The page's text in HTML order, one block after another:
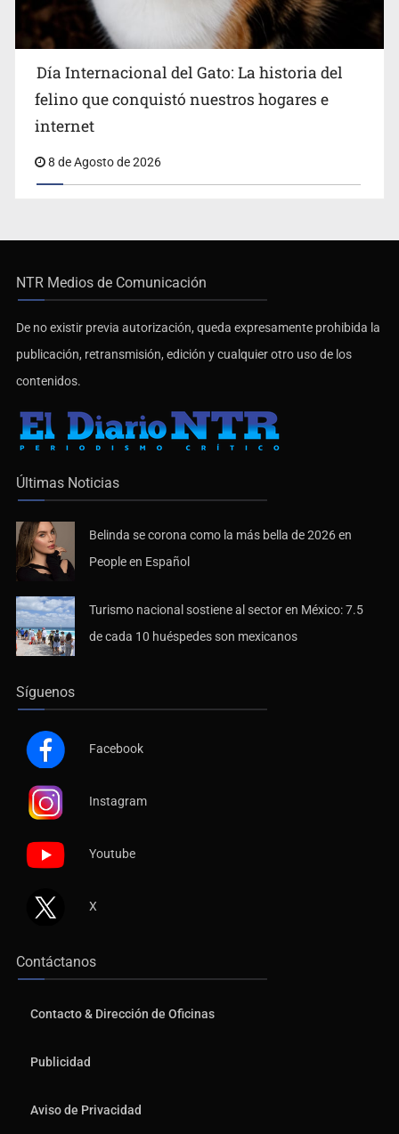
Día Internacional del Gato: La historia del
felino que conquistó nuestros hogares e
internet
8 de Agosto de 2026
NTR Medios de Comunicación
De no existir previa autorización, queda expresamente prohibida la
publicación, retransmisión, edición y cualquier otro uso de los
contenidos.
Últimas Noticias
Belinda se corona como la más bella de 2026 en
People en Español
Turismo nacional sostiene al sector en México: 7.5
de cada 10 huéspedes son mexicanos
Síguenos
Facebook
Instagram
Youtube
X
Contáctanos
Contacto & Dirección de Oficinas
Publicidad
Aviso de Privacidad